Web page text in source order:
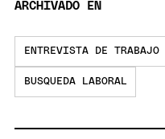
ARCHIVADO EN
ENTREVISTA DE TRABAJO
BUSQUEDA LABORAL